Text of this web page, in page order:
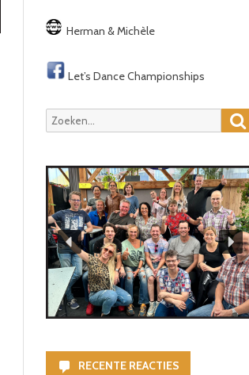
Herman & Michèle
Let’s Dance Championships
Zoeken
naar:
RECENTE REACTIES